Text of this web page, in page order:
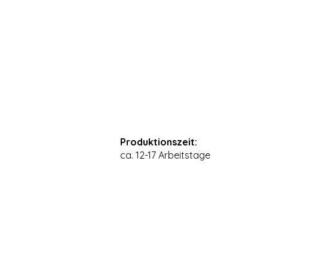
Produktionszeit:
ca. 12-17 Arbeitstage